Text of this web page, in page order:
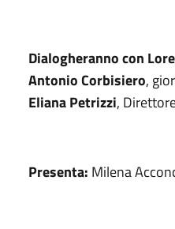
Dialogheranno con
Antonio Corbisiero,
Eliana Petrizzi,
Presenta: Milena